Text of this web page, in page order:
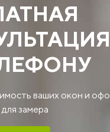
ваших окон и
замера